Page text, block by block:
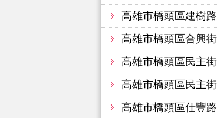
高雄市橋頭區建樹路
高雄市橋頭區合興
高雄市橋頭區民主街東向
高雄市橋頭區民主
高雄市橋頭區仕豐路神